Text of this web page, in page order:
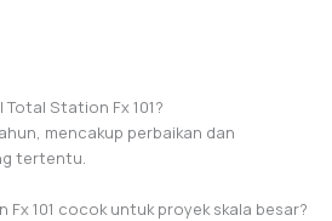
Station Fx 101?
mencakup perbaikan dan
tertentu.
Fx 101 cocok untuk proyek skala besar?